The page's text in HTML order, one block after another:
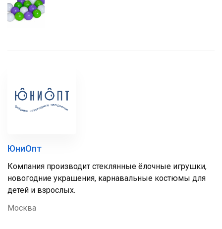
ЮниОпт
Компания производит стеклянные ёлочные игрушки,
новогодние украшения, карнавальные костюмы для
детей и взрослых.
Москва